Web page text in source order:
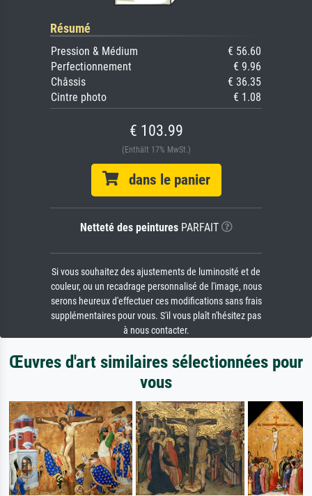
Résumé
Pression & Médium
€ 56.60
Perfectionnement
€ 9.96
Châssis
€ 36.35
Cintre photo
€ 1.08
€ 103.99
(Enthält 17% MwSt.)
dans le panier
Netteté des peinturesPARFAIT
Si vous souhaitez des ajustements de luminosité et de
couleur, ou un recadrage personnalisé de l'image, nous
serons heureux d'effectuer ces modifications sans frais
supplémentaires pour vous. S'il vous plaît n'hésitez pas
à nous contacter.
Œuvres d'art similaires sélectionnées pour
vous